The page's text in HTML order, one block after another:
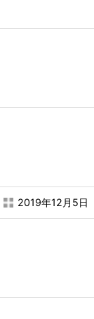
2019年12月5日